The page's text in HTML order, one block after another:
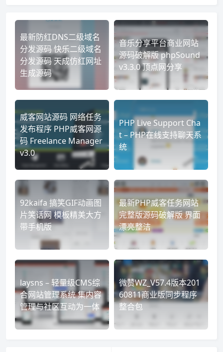
最新防红DNS二级域名
分发源码 快乐二级域名
分发源码 天成仿红网址
生成源码
音乐分享平台商业网站
源码破解版 phpSound
v3.3.0 顶点网分享
威客网站源码 网络任务
发布程序 PHP威客网源
码 Freelance Manager
v3.0
PHP Live Support Cha
t – PHP在线支持聊天系
统
92kaifa 搞笑GIF动画图
片笑话网 模板精美大方
带手机版
最新PHP威客任务网站
完整版源码破解版 界面
漂亮整洁
laysns – 轻量级CMS综
合网站管理系统 集内容
管理与社区互动为一体
微赞WZ_V57.4版本201
60811商业版同步程序
整合包